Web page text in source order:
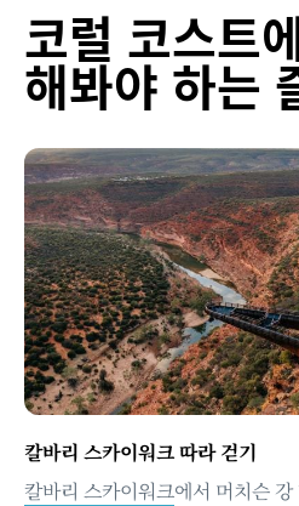
코럴 코스트
해봐야 하는
칼바리 스카이워크 따라 걷기
칼바리 스카이워크에서 머치슨 강